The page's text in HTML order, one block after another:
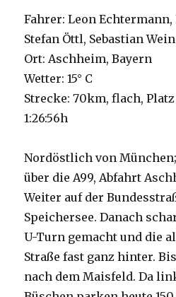
Fahrer: Leon Echtermann,
Stefan Öttl, Sebastian
Ort: Aschheim, Bayern
Wetter: 15° C
Strecke: 70km, flach,
1:26:56h
Nordöstlich von
über die A99, Abfahrt
Weiter auf der
Speichersee. Danach
U-Turn gemacht und die
Straße fast ganz hinter.
nach dem Maisfeld. Da